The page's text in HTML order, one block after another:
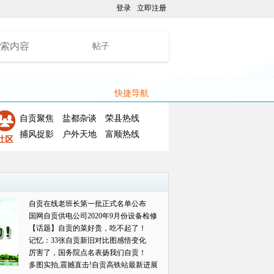
登录 立即注册
帖子
快捷导航
自贡聚焦 盐都杂谈
荣县热线
捕风捉影
户外天地 富顺热线
自贡在线老班长第一批正式名单公布
国网自贡供电公司2020年9月份设备检修
对外
【话题】自贡的菜好贵，吃不起了！
记忆：33张自贡新旧对比图感悟变化
厉害了，国务院点名表扬我们自贡！
多图实拍,震撼直击!自贡高铁站最新进展